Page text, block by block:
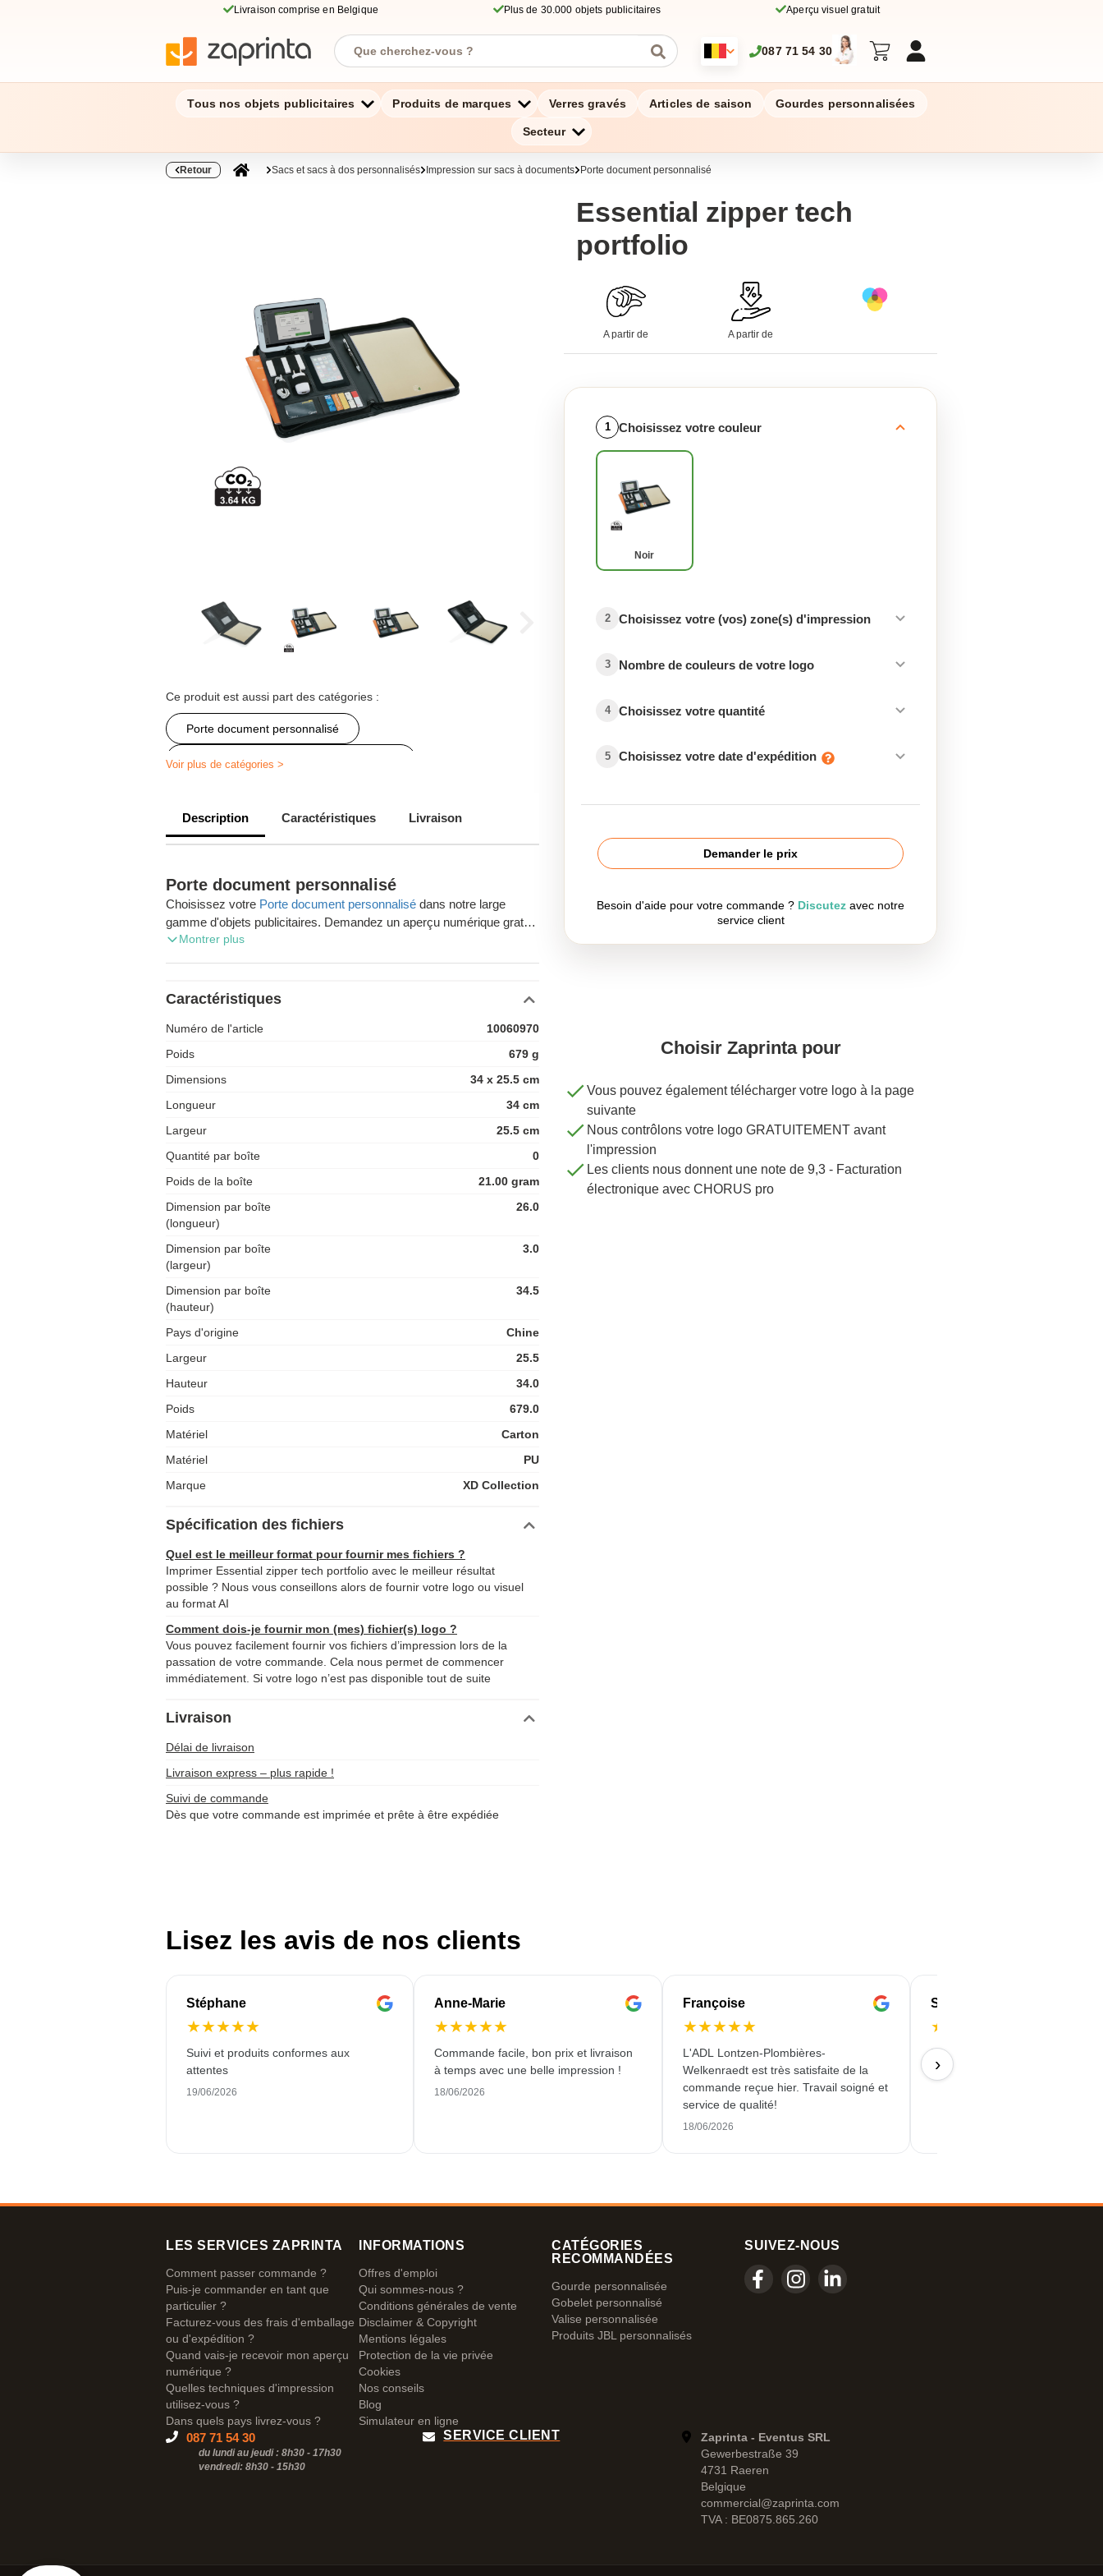
Livraison comprise en Belgique Plus de 30.000 objets publicitaires Aperçu visuel gratuit
087 71 54 30
Tous nos objets publicitaires Produits de marques Verres gravés Articles de saison Gourdes personnalisées
Secteur
Retour Sacs et sacs à dos personnalisés Impression sur sacs à documents Porte document personnalisé
Ce produit est aussi part des catégories :
Porte document personnalisé
Accessoires de téléphone personnalisés
Voir plus de catégories >
Description Caractéristiques Livraison
Porte document personnalisé
Choisissez votre Porte document personnalisé dans notre large
gamme d'objets publicitaires. Demandez un aperçu numérique gratuit
et profitez de la livraison gratuite de votre commande.
société wallonne Zaprinta vous fournit partout en Belgique. Consultez
livraison en Wallonie, en Flandre ou à Bruxelles. Besoin de d'aide ?
Contactez avec nos conseillers. Ils répondront à toutes vos questions
Montrer plus
Caractéristiques
Numéro de l'article
10060970
Poids
679 g
Dimensions
34 x 25.5 cm
Longueur
34 cm
Largeur
25.5 cm
Quantité par boîte
0
Poids de la boîte
21.00 gram
Dimension par boîte
(longueur)
26.0
Dimension par boîte
(largeur)
3.0
Dimension par boîte
(hauteur)
34.5
Pays d'origine
Chine
Largeur
25.5
Hauteur
34.0
Poids
679.0
Matériel
Carton
Matériel
PU
Marque
XD Collection
Spécification des fichiers
Quel est le meilleur format pour fournir mes fichiers ?
Imprimer Essential zipper tech portfolio avec le meilleur résultat
possible ? Nous vous conseillons alors de fournir votre logo ou visuel
au format AI
Comment dois-je fournir mon (mes) fichier(s) logo ?
Vous pouvez facilement fournir vos fichiers d’impression lors de la
passation de votre commande. Cela nous permet de commencer
immédiatement. Si votre logo n’est pas disponible tout de suite
Livraison
Délai de livraison
Livraison express – plus rapide !
Suivi de commande
Dès que votre commande est imprimée et prête à être expédiée
Essential zipper tech
portfolio
A partir de A partir de
1 Choisissez votre couleur
Noir
2 Choisissez votre (vos) zone(s) d'impression
3 Nombre de couleurs de votre logo
4 Choisissez votre quantité
5 Choisissez votre date d'expédition
Demander le prix
Besoin d'aide pour votre commande ? Discutez avec notre
service client
Choisir Zaprinta pour
Vous pouvez également télécharger votre logo à la page
suivante
Nous contrôlons votre logo GRATUITEMENT avant
l'impression
Les clients nous donnent une note de 9,3 - Facturation
électronique avec CHORUS pro
Lisez les avis de nos clients
Stéphane
★★★★★
Suivi et produits conformes aux
attentes
19/06/2026
Anne-Marie
★★★★★
Commande facile, bon prix et livraison
à temps avec une belle impression !
18/06/2026
Françoise
★★★★★
L'ADL Lontzen-Plombières-
Welkenraedt est très satisfaite de la
commande reçue hier. Travail soigné et
service de qualité!
18/06/2026
Serife
★
Livraison rapide, fiable et de
18/06/2026
›
LES SERVICES ZAPRINTA
Comment passer commande ?
Puis-je commander en tant que
particulier ?
Facturez-vous des frais d'emballage
ou d'expédition ?
Quand vais-je recevoir mon aperçu
numérique ?
Quelles techniques d'impression
utilisez-vous ?
Dans quels pays livrez-vous ?
INFORMATIONS
Offres d'emploi
Qui sommes-nous ?
Conditions générales de vente
Disclaimer & Copyright
Mentions légales
Protection de la vie privée
Cookies
Nos conseils
Blog
Simulateur en ligne
CATÉGORIES
RECOMMANDÉES
Gourde personnalisée
Gobelet personnalisé
Valise personnalisée
Produits JBL personnalisés
SUIVEZ-NOUS
087 71 54 30
du lundi au jeudi : 8h30 - 17h30
vendredi: 8h30 - 15h30
SERVICE CLIENT
Zaprinta - Eventus SRL
Gewerbestraße 39
4731 Raeren
Belgique
commercial@zaprinta.com
TVA : BE0875.865.260